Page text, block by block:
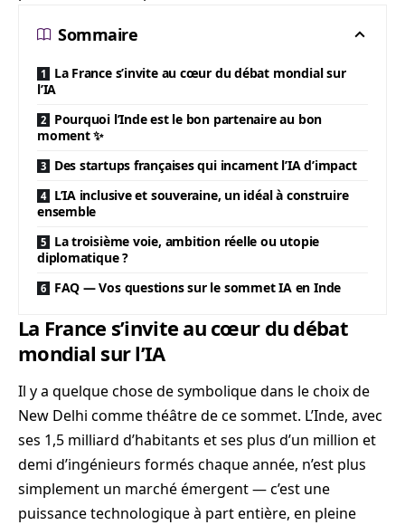
Sommaire
La France s’invite au cœur du débat mondial sur
l’IA
Pourquoi l’Inde est le bon partenaire au bon
moment ✨
Des startups françaises qui incarnent l’IA d’impact
L’IA inclusive et souveraine, un idéal à construire
ensemble
La troisième voie, ambition réelle ou utopie
diplomatique ?
FAQ — Vos questions sur le sommet IA en Inde
La France s’invite au cœur du débat
mondial sur l’IA
Il y a quelque chose de symbolique dans le choix de
New Delhi comme théâtre de ce sommet. L’Inde, avec
ses 1,5 milliard d’habitants et ses plus d’un million et
demi d’ingénieurs formés chaque année, n’est plus
simplement un marché émergent — c’est une
puissance technologique à part entière, en pleine